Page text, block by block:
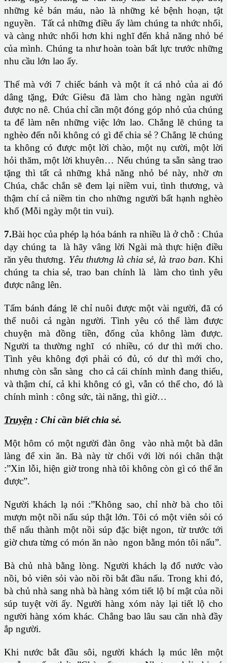
những kẻ bán máu, nào là những kẻ bệnh hoạn, tật
nguyền. Tất cả những điều ấy làm chúng ta nhức nhối,
và càng nhức nhối hơn khi nghĩ đến khả năng nhỏ bé
của mình. Chúng ta như hoàn toàn bất lực trước những
nhu cầu lớn lao ấy.
Thế mà với 7 chiếc bánh và một ít cá nhỏ của ai đó
dâng tặng, Đức Giêsu đã làm cho hàng ngàn người
được no nê. Chúa chỉ cần một đóng góp nhỏ của chúng
ta để làm nên những việc lớn lao. Chẳng lẽ chúng ta
nghèo đến nỗi không có gì để chia sẻ ? Chẳng lẽ chúng
ta không có được một lời chào, một nụ cười, một lời
hỏi thăm, một lời khuyên… Nếu chúng ta sẵn sàng trao
tặng thì tất cả những khả năng nhỏ bé này, nhờ ơn
Chúa, chắc chắn sẽ đem lại niềm vui, tình thương, và
thậm chí cả niềm tin cho những người bất hạnh nghèo
khổ (Mỗi ngày một tin vui).
7.Bài học của phép lạ hóa bánh ra nhiều là ở chỗ : Chúa
dạy chúng ta là hãy vâng lời Ngài mà thực hiện điều
răn yêu thương. Yêu thương là chia sẻ, là trao ban. Khi
chúng ta chia sẻ, trao ban chính là làm cho tình yêu
được nâng lên.
Tấm bánh đáng lẽ chỉ nuôi được một vài người, đã có
thể nuôi cả ngàn người. Tình yêu có thể làm được
chuyện mà đồng tiền, đống của không làm được.
Người ta thường nghĩ có nhiều, có dư thì mới cho.
Tình yêu không đợi phải có đủ, có dư thì mới cho,
nhưng còn sẵn sàng cho cả cái chính mình đang thiếu,
và thậm chí, cả khi không có gì, vẫn có thể cho, đó là
chính mình : công sức, tài năng, thì giờ…
Truyện : Chỉ cần biết chia sẻ.
Một hôm có một người đàn ông vào nhà một bà dân
làng để xin ăn. Bà này từ chối với lời nói chân thật
:”Xin lỗi, hiện giờ trong nhà tôi không còn gì có thể ăn
được”.
Người khách lạ nói :”Không sao, chỉ nhờ bà cho tôi
mượn một nồi nấu súp thật lớn. Tôi có một viên sỏi có
thể nấu thành một nồi súp đặc biệt ngon, từ trước tới
giờ chưa từng có món ăn nào ngon bằng món tôi nấu”.
Bà chủ nhà bằng lòng. Người khách lạ đổ nước vào
nồi, bỏ viên sỏi vào nồi rồi bắt đầu nấu. Trong khi đó,
bà chủ nhà sang nhà bà hàng xóm tiết lộ bí mật của nồi
súp tuyệt vời ấy. Người hàng xóm này lại tiết lộ cho
người hàng xóm khác. Chẳng bao lâu sau căn nhà đầy
ắp người.
Khi nước bắt đầu sôi, người khách lạ múc lên một